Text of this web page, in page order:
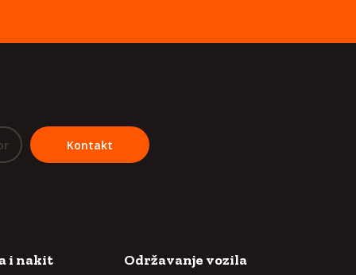
Kontakt
i nakit Održavanje vozila